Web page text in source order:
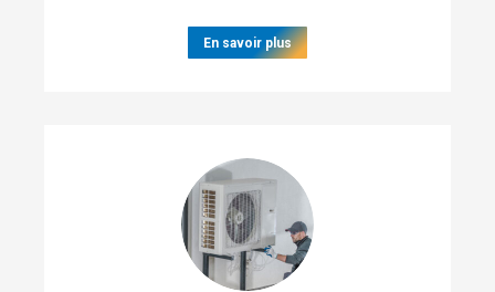
En savoir plus